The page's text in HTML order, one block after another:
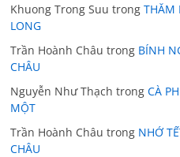
Khuong Trong Suu trongTHĂM
LONG
Trần Hoành Châu trong BÍNH
CHÂU
Nguyễn Như Thạch trongCÀ
MỘT
Trần Hoành Châu trong NHỚ
CHÂU